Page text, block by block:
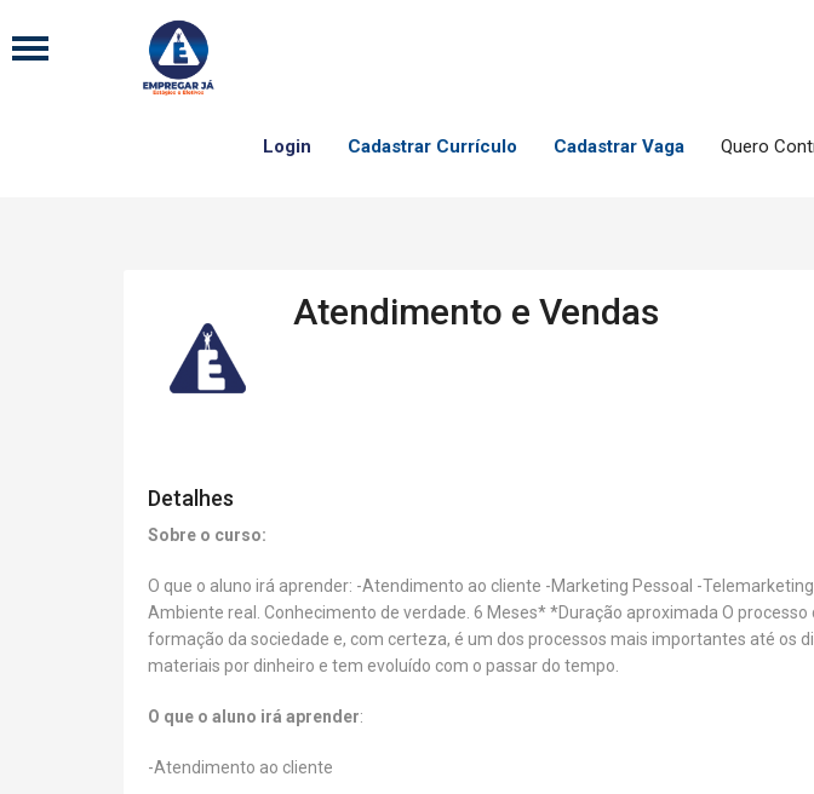
Login Cadastrar Currículo Cadastrar Vaga Quero
Atendimento e Vendas
Detalhes
Sobre o curso:
O que o aluno irá aprender: -Atendimento ao cliente -Marketing Pessoal -Telemarketing
Ambiente real. Conhecimento de verdade. 6 Meses* *Duração aproximada O
formação da sociedade e, com certeza, é um dos processos mais importantes até os
materiais por dinheiro e tem evoluído com o passar do tempo.
O que o aluno irá aprender:
-Atendimento ao cliente